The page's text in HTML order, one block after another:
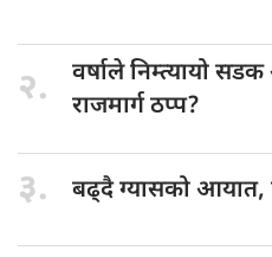
२. वर्षाले निम्त्यायोसडक
राजमार्ग ठप्प?
३. बढ्दै ग्यासकोआयात,